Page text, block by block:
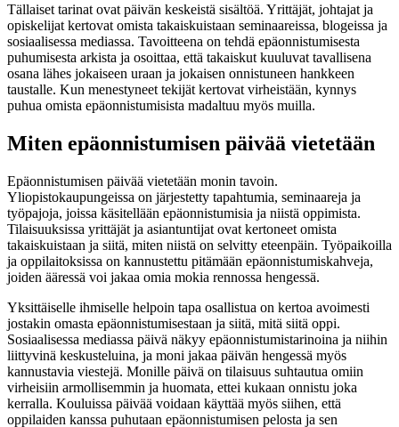
Tällaiset tarinat ovat päivän keskeistä sisältöä. Yrittäjät, johtajat ja
opiskelijat kertovat omista takaiskuistaan seminaareissa, blogeissa ja
sosiaalisessa mediassa. Tavoitteena on tehdä epäonnistumisesta
puhumisesta arkista ja osoittaa, että takaiskut kuuluvat tavallisena
osana lähes jokaiseen uraan ja jokaisen onnistuneen hankkeen
taustalle. Kun menestyneet tekijät kertovat virheistään, kynnys
puhua omista epäonnistumisista madaltuu myös muilla.
Miten epäonnistumisen päivää vietetään
Epäonnistumisen päivää vietetään monin tavoin.
Yliopistokaupungeissa on järjestetty tapahtumia, seminaareja ja
työpajoja, joissa käsitellään epäonnistumisia ja niistä oppimista.
Tilaisuuksissa yrittäjät ja asiantuntijat ovat kertoneet omista
takaiskuistaan ja siitä, miten niistä on selvitty eteenpäin. Työpaikoilla
ja oppilaitoksissa on kannustettu pitämään epäonnistumiskahveja,
joiden ääressä voi jakaa omia mokia rennossa hengessä.
Yksittäiselle ihmiselle helpoin tapa osallistua on kertoa avoimesti
jostakin omasta epäonnistumisestaan ja siitä, mitä siitä oppi.
Sosiaalisessa mediassa päivä näkyy epäonnistumistarinoina ja niihin
liittyvinä keskusteluina, ja moni jakaa päivän hengessä myös
kannustavia viestejä. Monille päivä on tilaisuus suhtautua omiin
virheisiin armollisemmin ja huomata, ettei kukaan onnistu joka
kerralla. Kouluissa päivää voidaan käyttää myös siihen, että
oppilaiden kanssa puhutaan epäonnistumisen pelosta ja sen